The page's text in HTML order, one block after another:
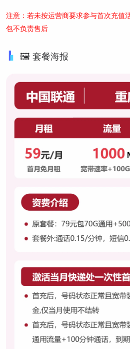
注意：若未按运营商要求参与首次充值
包不负责售后
🖼️ 套餐海报